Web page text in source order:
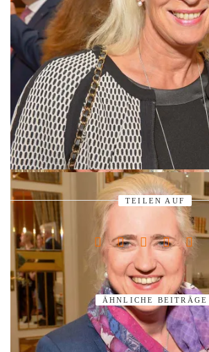
Danja Werner Fernsehjournalistin, Susanne Beckmann
TEILEN AUF
ÄHNLICHE BEITRÄGE